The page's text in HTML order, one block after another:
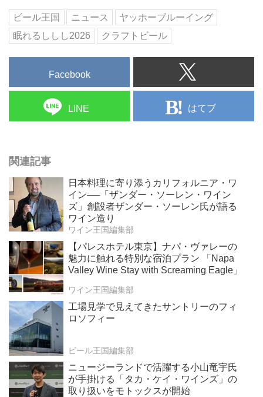
ビール王国 ニュース
ヤッホーブルーイング
眠れるししし2026
クラフトビール
Facebook
LINE はてブ
関連記事
日本料理に寄り添うカリフォルニア・ワ
イン──「ザンダー・ソーレン・ワイン
ズ」創設者ザンダー・ソーレン氏が語る
ワイン造り
ワイン王国編集部
【パレスホテル東京】ナパ・ヴァレーの
魅力に触れる特別な宿泊プラン 「Napa
Valley Wine Stay with Screaming Eagle」
ワイン王国編集部
工場見学で見えてきたサントリーのフィ
ロソフィー
ビール王国編集部
ニュージーランドで活躍する小山竜宇氏
が手掛ける「タカ・ケイ・ワインズ」の
取り扱いをモトックスが開始